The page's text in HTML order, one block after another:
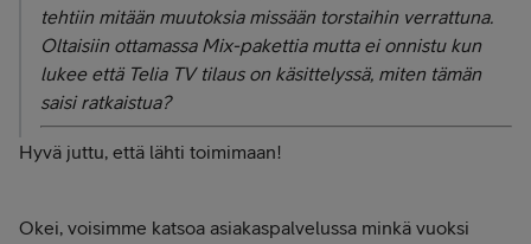
tehtiin mitään muutoksia missään torstaihin verrattuna.
Oltaisiin ottamassa Mix-pakettia mutta ei onnistu kun
lukee että Telia TV tilaus on käsittelyssä, miten tämän
saisi ratkaistua?
Hyvä juttu, että lähti toimimaan!
Okei, voisimme katsoa asiakaspalvelussa minkä vuoksi